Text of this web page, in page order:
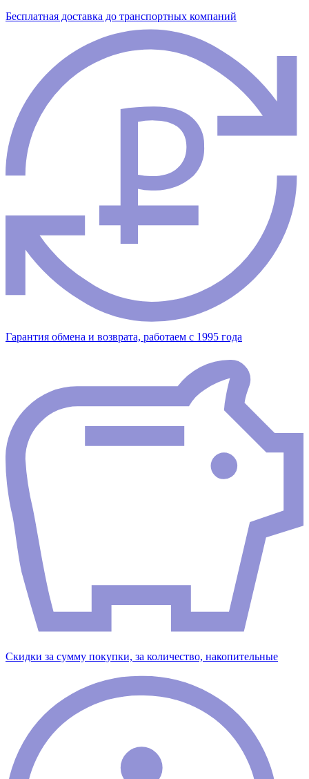
Бесплатная доставка до транспортных компаний
Гарантия обмена и возврата, работаем с 1995 года
Скидки за сумму покупки, за количество, накопительные